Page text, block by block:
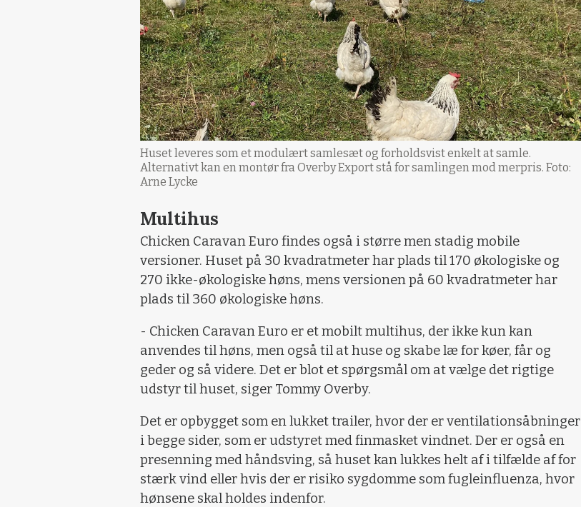
Huset leveres som et modulært samlesæt og forholdsvist enkelt at samle.
Alternativt kan en montør fra Overby Export stå for samlingen mod merpris. Foto:
Arne Lycke
Multihus
Chicken Caravan Euro findes også i større men stadig mobile
versioner. Huset på 30 kvadratmeter har plads til 170 økologiske og
270 ikke-økologiske høns, mens versionen på 60 kvadratmeter har
plads til 360 økologiske høns.
- Chicken Caravan Euro er et mobilt multihus, der ikke kun kan
anvendes til høns, men også til at huse og skabe læ for køer, får og
geder og så videre. Det er blot et spørgsmål om at vælge det rigtige
udstyr til huset, siger Tommy Overby.
Det er opbygget som en lukket trailer, hvor der er ventilationsåbninger
i begge sider, som er udstyret med finmasket vindnet. Der er også en
presenning med håndsving, så huset kan lukkes helt af i tilfælde af for
stærk vind eller hvis der er risiko sygdomme som fugleinfluenza, hvor
hønsene skal holdes indenfor.